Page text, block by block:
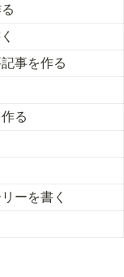
事を作る
る
ーを書く